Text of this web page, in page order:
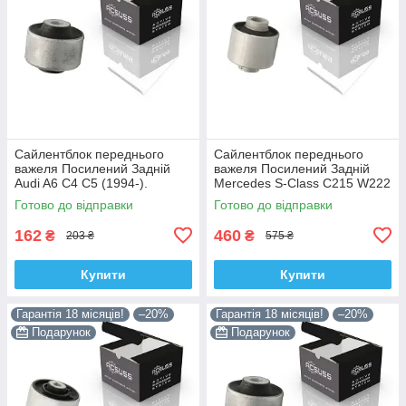
Сайлентблок переднього
важеля Посилений Задній
Audi A6 C4 C5 (1994-).
Верхній. Корея ACSUSS!
35379 , JBU138 , TD1062W
Готово до відправки
162 ₴ 203 ₴
Купити
Сайлентблок переднього
важеля Посилений Задній
Mercedes S-Class C215 W222
W220 V220 (1998-). Корея
ACSUSS! 28744 , TD4208W ,
Готово до відправки
460 ₴ 575 ₴
Купити
Гарантія 18 місяців!
–20%
Подарунок
Гарантія 18 місяців!
–20%
Подарунок